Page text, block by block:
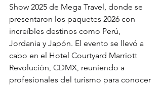
Show 2025 de Mega Travel, donde se
presentaron los paquetes 2026 con
increíbles destinos como Perú,
Jordania y Japón. El evento se llevó a
cabo en el Hotel Courtyard Marriott
Revolución, CDMX, reuniendo a
profesionales del turismo para conocer